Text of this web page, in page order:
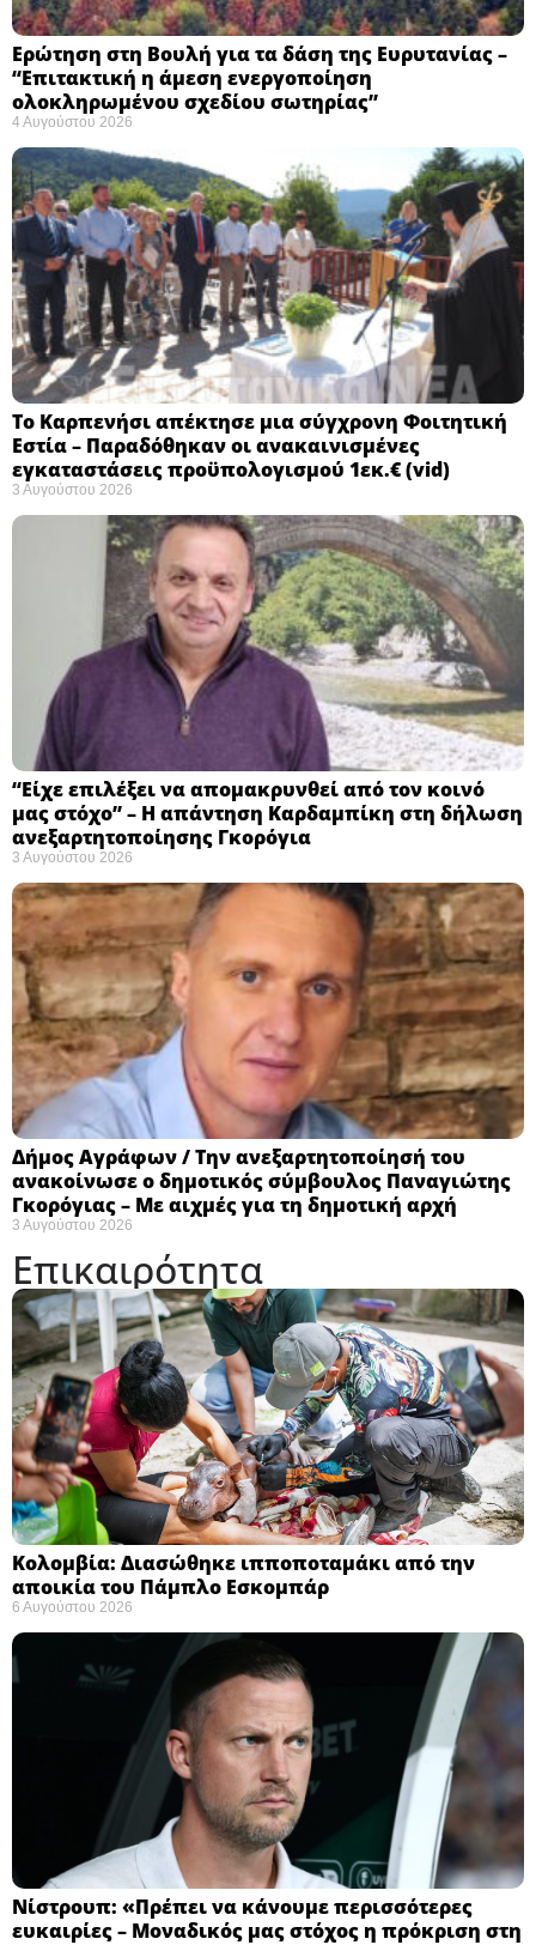
Ερώτηση στη Βουλή για τα δάση της Ευρυτανίας –
“Eπιτακτική η άμεση ενεργοποίηση
ολοκληρωμένου σχεδίου σωτηρίας”
4 Αυγούστου 2026
Το Καρπενήσι απέκτησε μια σύγχρονη Φοιτητική
Εστία – Παραδόθηκαν οι ανακαινισμένες
εγκαταστάσεις προϋπολογισμού 1εκ.€ (vid)
3 Αυγούστου 2026
“Είχε επιλέξει να απομακρυνθεί από τον κοινό
μας στόχο” – Η απάντηση Καρδαμπίκη στη δήλωση
ανεξαρτητοποίησης Γκορόγια
3 Αυγούστου 2026
Δήμος Αγράφων / Την ανεξαρτητοποίησή του
ανακοίνωσε ο δημοτικός σύμβουλος Παναγιώτης
Γκορόγιας – Με αιχμές για τη δημοτική αρχή
3 Αυγούστου 2026
Επικαιρότητα
Κολομβία: Διασώθηκε ιπποποταμάκι από την
αποικία του Πάμπλο Εσκομπάρ ​
6 Αυγούστου 2026
Νίστρουπ: «Πρέπει να κάνουμε περισσότερες
ευκαιρίες – Μοναδικός μας στόχος η πρόκριση στη